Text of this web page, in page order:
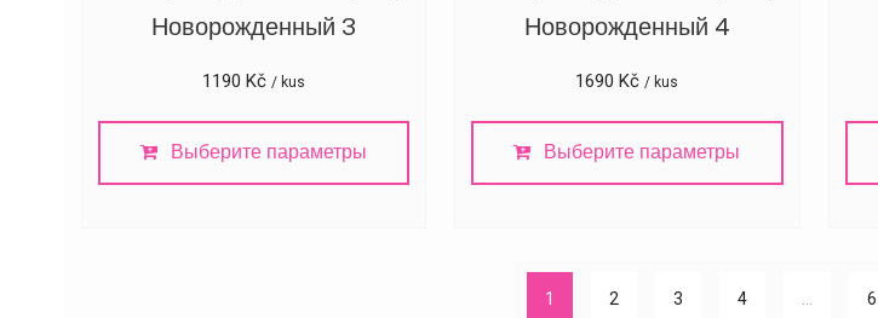
Новорожденный 3
1190Kč / kus
Выберите параметры
Новорожденный 4
1690Kč / kus
Выберите параметры
1 2 3 4 6